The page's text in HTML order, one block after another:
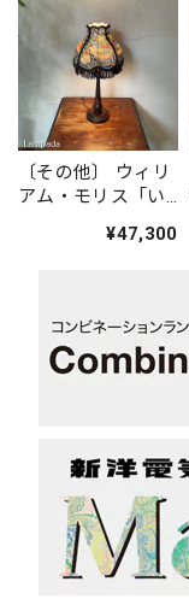
〔その他〕 ウィリ
アム・モリス「い
¥47,300